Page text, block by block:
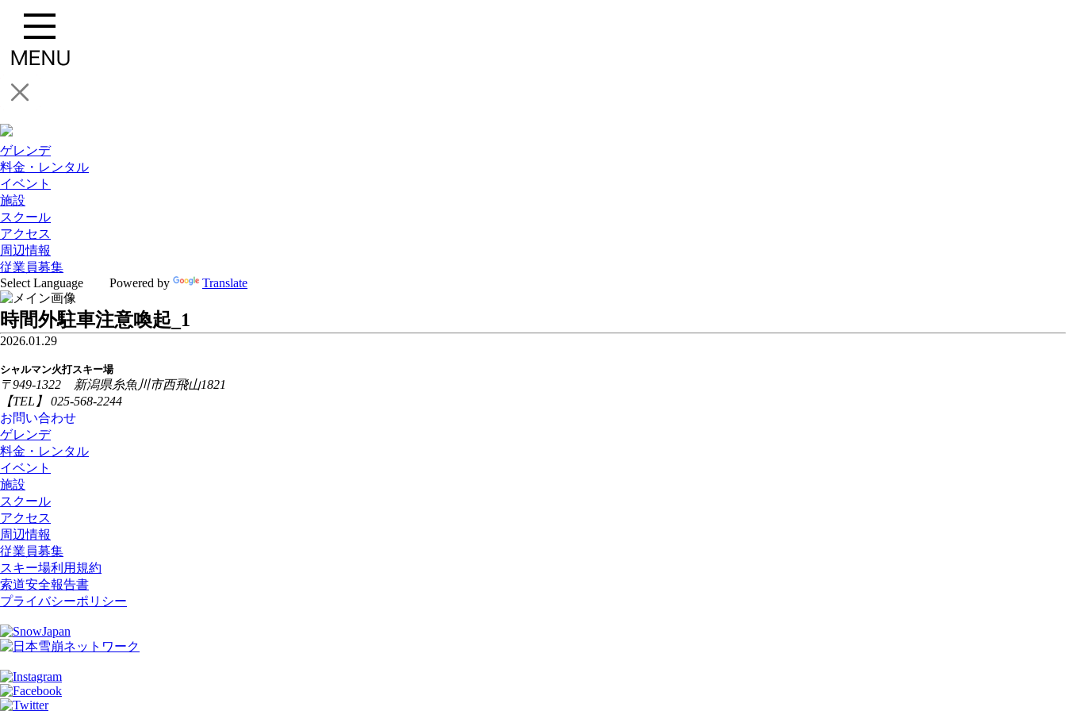
ゲレンデ
料金・レンタル
イベント
施設
スクール
アクセス
周辺情報
従業員募集
Powered by
Translate
時間外駐車注意喚起_1
2026.01.29
シャルマン火打スキー場
〒949-1322 新潟県糸魚川市西飛山1821
【TEL】 025-568-2244
お問い合わせ
ゲレンデ
料金・レンタル
イベント
施設
スクール
アクセス
周辺情報
従業員募集
スキー場利用規約
索道安全報告書
プライバシーポリシー